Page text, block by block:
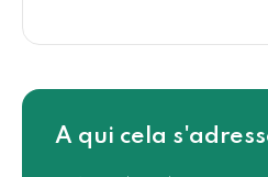
A qui cela